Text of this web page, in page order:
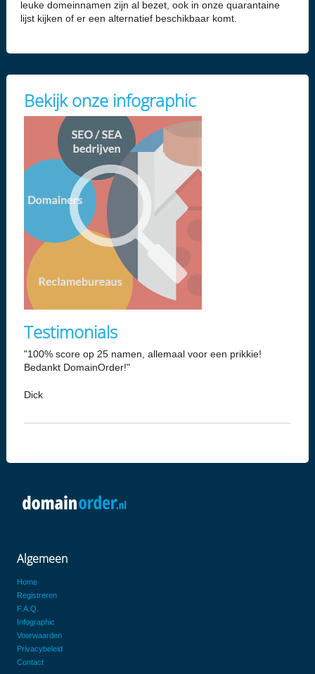
leuke domeinnamen zijn al bezet, ook in onze quarantaine
lijst kijken of er een alternatief beschikbaar komt.
Bekijk onze infographic
Testimonials
"100% score op 25 namen, allemaal voor een prikkie!
Bedankt DomainOrder!"
Dick
Algemeen
Home
Registreren
F.A.Q.
Infographic
Voorwaarden
Privacybeleid
Contact